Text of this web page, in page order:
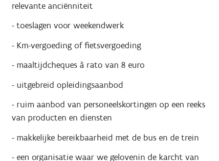
relevante anciënniteit
- toeslagen voor weekendwerk
- Km-vergoeding of fietsvergoeding
- maaltijdcheques à rato van 8 euro
- uitgebreid opleidingsaanbod
- ruim aanbod van personeelskortingen op een reeks
van producten en diensten
- makkelijke bereikbaarheid met de bus en de trein
- een organisatie waar we gelovenin de karcht van